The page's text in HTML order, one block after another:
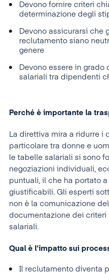
Devono fornire criteri
determinazione degli
Devono assicurarsi che
reclutamento siano
genere
Devono essere in
salariali tra dipendenti
Perché è importante la
La direttiva mira a ridurre
particolare tra donne e
le tabelle salariali si sono
negoziazioni individuali,
puntuali, il che ha portato
giustificabili. Gli esperti
non è la comunicazione
documentazione dei
salariali.
Qual è l’impatto sui
Il reclutamento diventa